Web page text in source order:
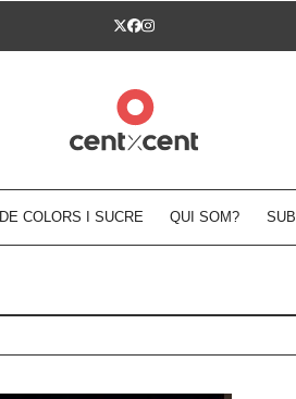
Twitter
Facebook
Instagram
DE COLORS I SUCRE QUI SOM?